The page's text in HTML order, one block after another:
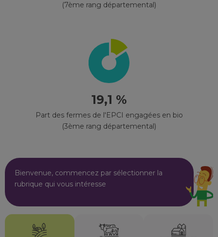
(7ème rang départemental)
19,1 %
Part des fermes de l'EPCI engagées en bio
(3ème rang départemental)
Bienvenue, commencez par sélectionner la
rubrique qui vous intéresse